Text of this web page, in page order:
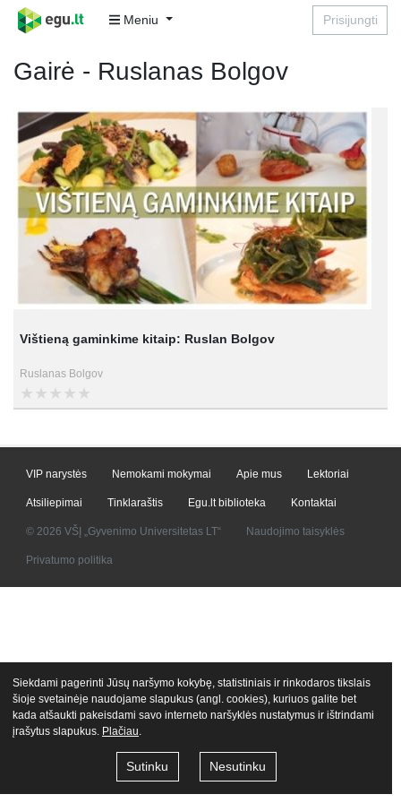
Meniu Prisijungti
Gairė - Ruslanas Bolgov
Vištieną gaminkime kitaip: Ruslan Bolgov
Ruslanas Bolgov
VIP narystės Nemokami mokymai Apie mus Lektoriai
Atsiliepimai Tinklaraštis Egu.lt biblioteka Kontaktai
© 2026 VŠĮ „Gyvenimo Universitetas LT“ Naudojimo taisyklės
Privatumo politika
Siekdami pagerinti Jūsų naršymo kokybę, statistiniais ir rinkodaros tikslais
šioje svetainėje naudojame slapukus (angl. cookies), kuriuos galite bet
kada atšaukti pakeisdami savo interneto naršyklės nustatymus ir ištrindami
įrašytus slapukus. Plačiau
Sutinku Nesutinku